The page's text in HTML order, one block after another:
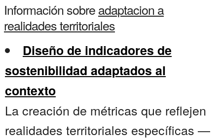
Información sobreadaptacion a
realidades territoriales
Diseño de indicadores de
sostenibilidad adaptados al
contexto
La creación de métricas que reflejen
realidades territoriales específicas —